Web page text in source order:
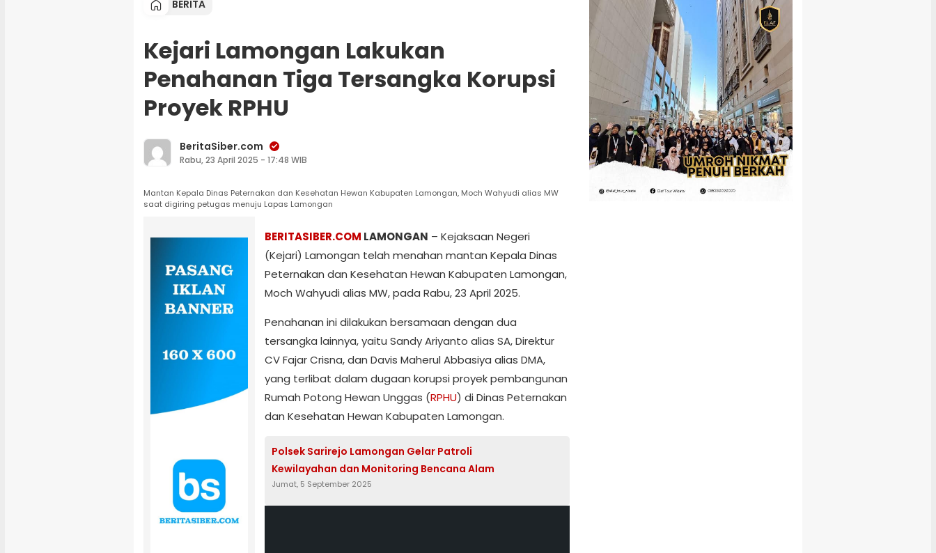
BERITA
Kejari Lamongan Lakukan
Penahanan Tiga Tersangka Korupsi
Proyek RPHU
BeritaSiber.com
Rabu, 23 April 2025 - 17:48 WIB
Mantan Kepala Dinas Peternakan dan Kesehatan Hewan Kabupaten Lamongan, Moch Wahyudi alias MW
saat digiring petugas menuju Lapas Lamongan
BERITASIBER.COM LAMONGAN – Kejaksaan Negeri
(Kejari) Lamongan telah menahan mantan Kepala Dinas
Peternakan dan Kesehatan Hewan Kabupaten Lamongan,
Moch Wahyudi alias MW, pada Rabu, 23 April 2025.
Penahanan ini dilakukan bersamaan dengan dua
tersangka lainnya, yaitu Sandy Ariyanto alias SA, Direktur
CV Fajar Crisna, dan Davis Maherul Abbasiya alias DMA,
yang terlibat dalam dugaan korupsi proyek pembangunan
Rumah Potong Hewan Unggas (RPHU) di Dinas Peternakan
dan Kesehatan Hewan Kabupaten Lamongan.
Polsek Sarirejo Lamongan Gelar Patroli
Kewilayahan dan Monitoring Bencana Alam
Jumat, 5 September 2025